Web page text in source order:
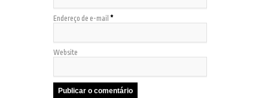
Endereço de e-mail *
Website